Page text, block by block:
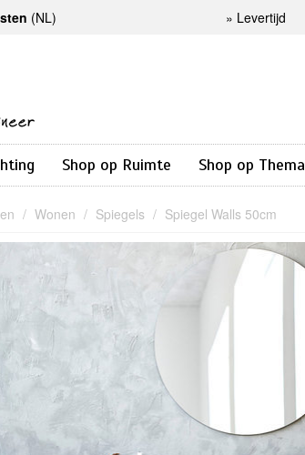
(NL) » Levertijd
Shop op Ruimte Shop op Thema
Wonen Spiegels Spiegel Walls 50cm